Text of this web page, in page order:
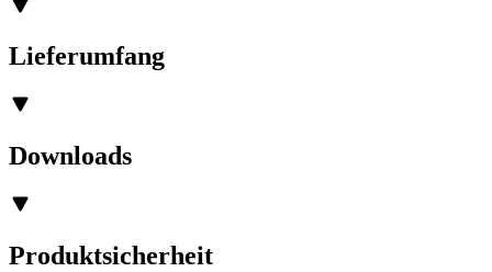
Lieferumfang
Downloads
Produktsicherheit